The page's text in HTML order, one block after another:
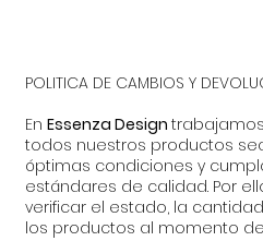
POLITICA DE CAMBIOS Y
EnEssenza Design
todos nuestros productos
óptimas condiciones y
estándares de calidad. Por
verificar el estado, la
los productos al momento